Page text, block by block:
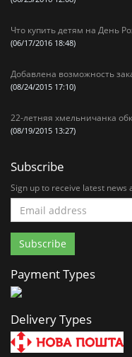
Что купить детям на День
(06/17/2016 18:48)
Добавлена возможность
(08/24/2015 17:10)
22-летняя хмельничанка
(08/19/2015 13:27)
Subscribe
Sign up to receive latest news
Payment Types
Delivery Types